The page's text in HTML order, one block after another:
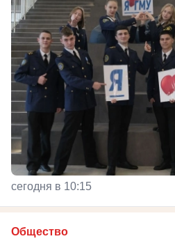
сегодня в 10:15
Общество